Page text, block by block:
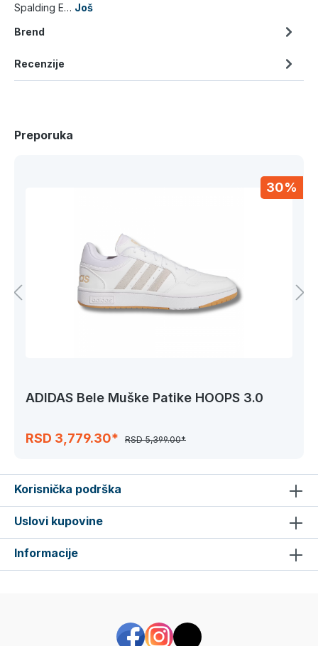
Spalding E… Još
Brend
Recenzije
Preporuka
30%
ADIDAS Bele Muške Patike HOOPS 3.0
RSD 3,779.30* RSD 5,399.00*
Korisnička podrška
Uslovi kupovine
Informacije